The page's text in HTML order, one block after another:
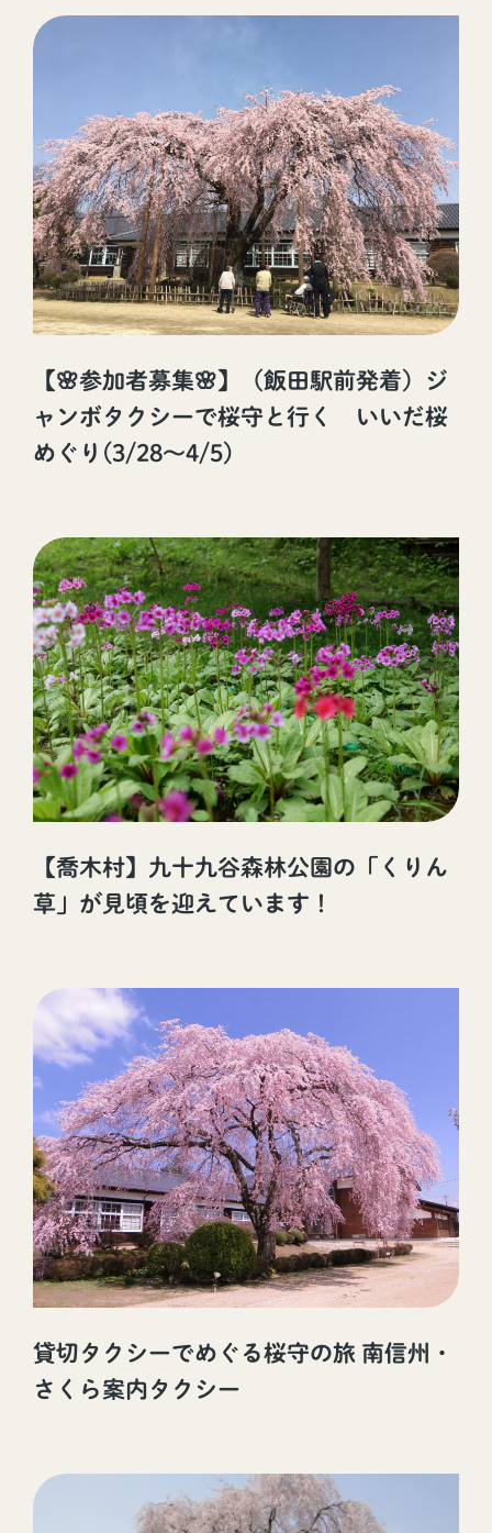
【🌸参加者募集🌸】（飯田駅前発着）ジ
ャンボタクシーで桜守と行く いいだ桜
めぐり(3/28～4/5)
【喬木村】九十九谷森林公園の「くりん
草」が見頃を迎えています！
貸切タクシーでめぐる桜守の旅 南信州・
さくら案内タクシー